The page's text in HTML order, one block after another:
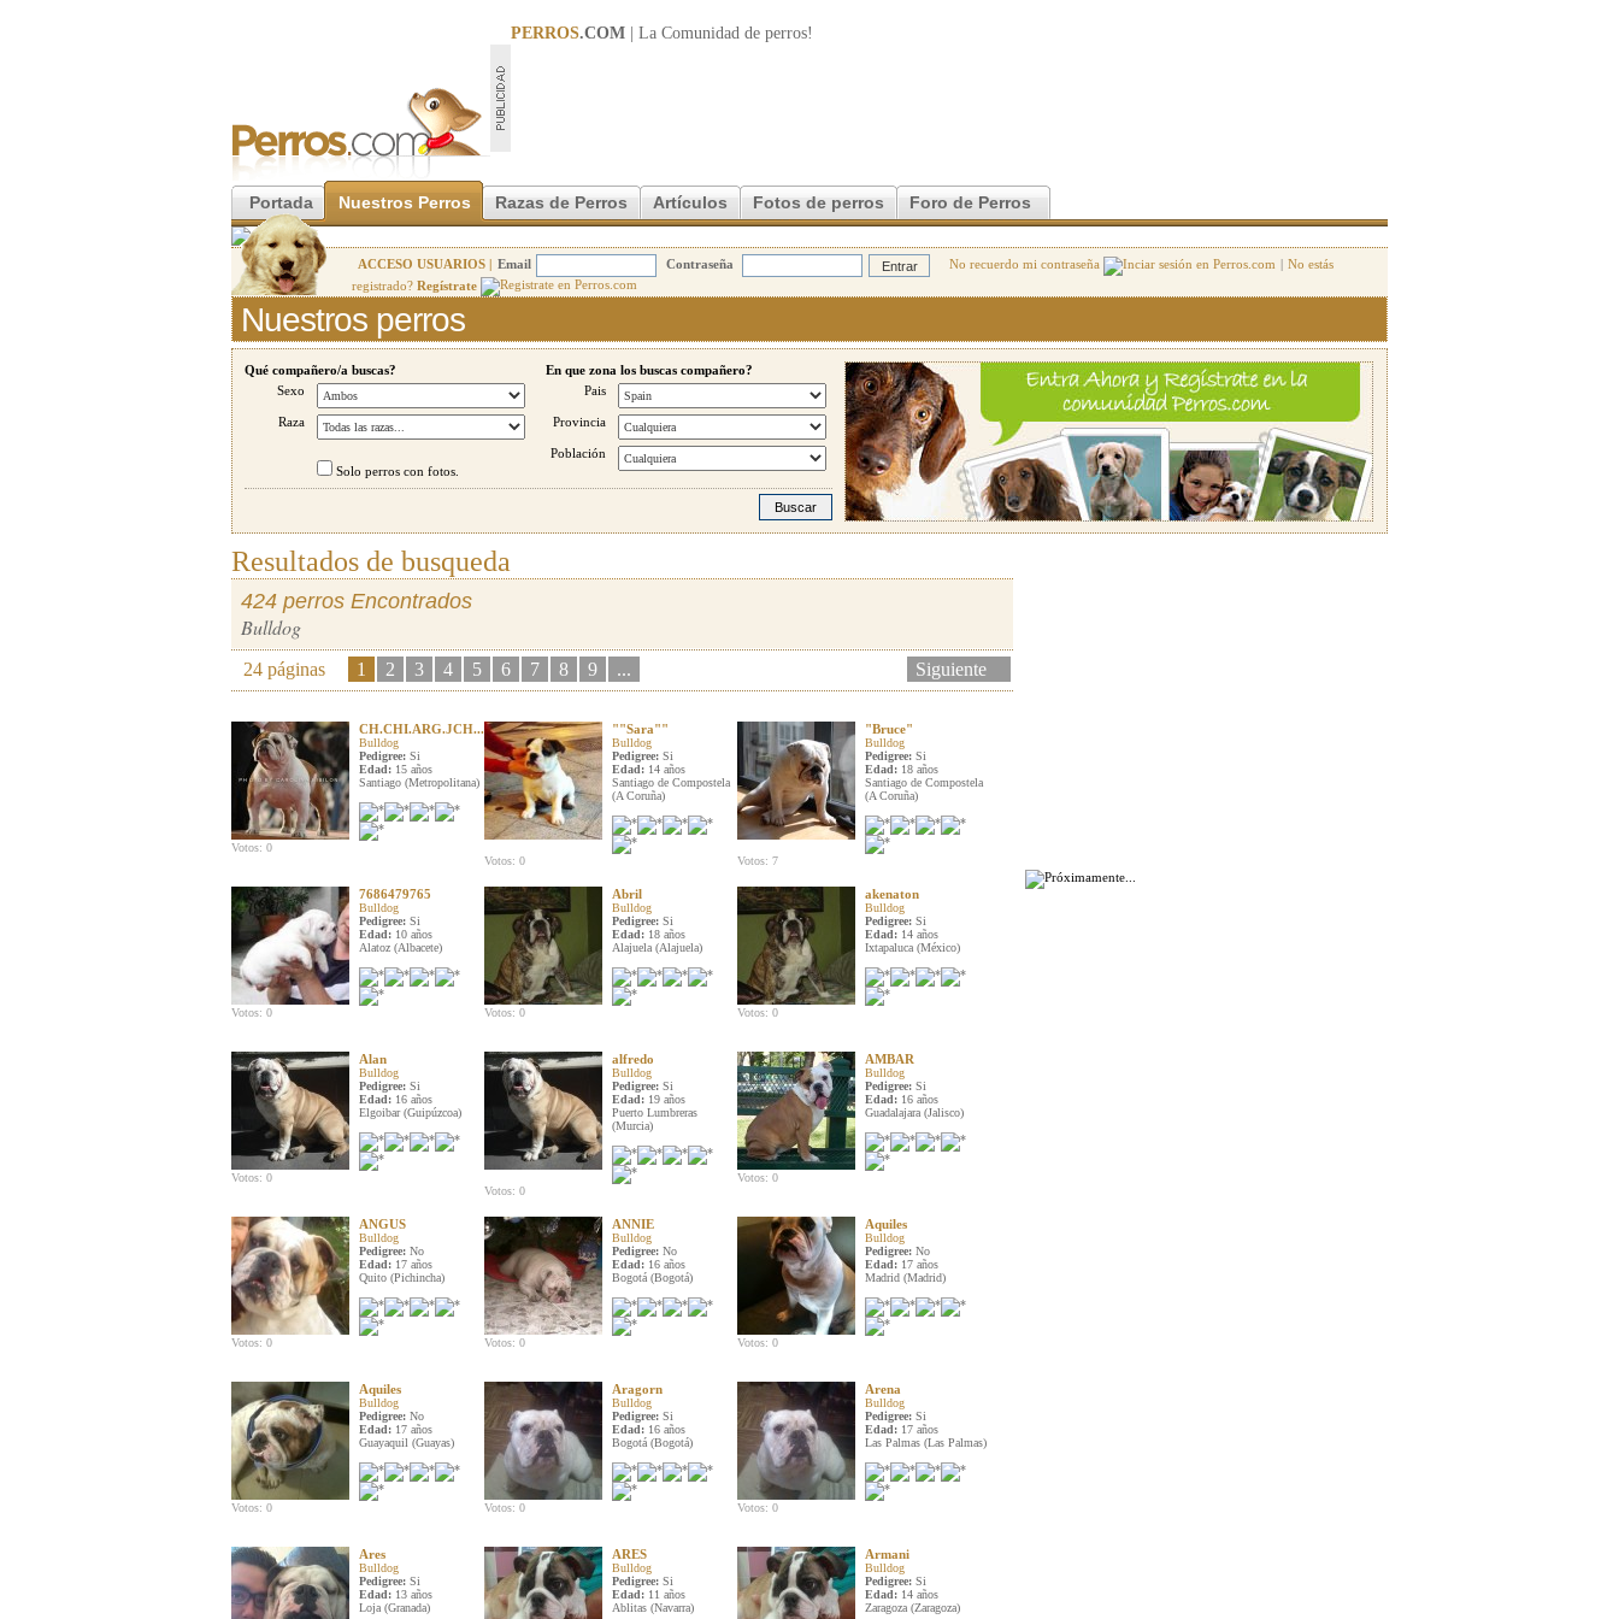
PERROS.COM | La Comunidad de perros!
Portada Nuestros Perros Razas de Perros Artículos Fotos de perros Foro de Perros
ACCESO USUARIOS | Email Contraseña No recuerdo mi contraseña | No estás
registrado? Regístrate
Nuestros perros
Qué compañero/a buscas?
Sexo
Raza
Solo perros con fotos.
En que zona los buscas compañero?
Pais
Provincia
Población
Resultados de busqueda
424 perros Encontrados
Bulldog
24 páginas 1 2 3 4 5 6 7 8 9 ... Siguiente
CH.CHI.ARG.JCH...
Bulldog
Pedigree: Si
Edad: 15 años
Santiago (Metropolitana)
Votos: 0
""Sara""
Bulldog
Pedigree: Si
Edad: 14 años
Santiago de Compostela
(A Coruña)
Votos: 0
"Bruce"
Bulldog
Pedigree: Si
Edad: 18 años
Santiago de Compostela
(A Coruña)
Votos: 7
7686479765
Bulldog
Pedigree: Si
Edad: 10 años
Alatoz (Albacete)
Votos: 0
Abril
Bulldog
Pedigree: Si
Edad: 18 años
Alajuela (Alajuela)
Votos: 0
akenaton
Bulldog
Pedigree: Si
Edad: 14 años
Ixtapaluca (México)
Votos: 0
Alan
Bulldog
Pedigree: Si
Edad: 16 años
Elgoibar (Guipúzcoa)
Votos: 0
alfredo
Bulldog
Pedigree: Si
Edad: 19 años
Puerto Lumbreras
(Murcia)
Votos: 0
AMBAR
Bulldog
Pedigree: Si
Edad: 16 años
Guadalajara (Jalisco)
Votos: 0
ANGUS
Bulldog
Pedigree: No
Edad: 17 años
Quito (Pichincha)
Votos: 0
ANNIE
Bulldog
Pedigree: No
Edad: 16 años
Bogotá (Bogotá)
Votos: 0
Aquiles
Bulldog
Pedigree: No
Edad: 17 años
Madrid (Madrid)
Votos: 0
Aquiles
Bulldog
Pedigree: No
Edad: 17 años
Guayaquil (Guayas)
Votos: 0
Aragorn
Bulldog
Pedigree: Si
Edad: 16 años
Bogotá (Bogotá)
Votos: 0
Arena
Bulldog
Pedigree: Si
Edad: 17 años
Las Palmas (Las Palmas)
Votos: 0
Ares
Bulldog
Pedigree: Si
Edad: 13 años
Loja (Granada)
ARES
Bulldog
Pedigree: Si
Edad: 11 años
Ablitas (Navarra)
Armani
Bulldog
Pedigree: Si
Edad: 14 años
Zaragoza (Zaragoza)